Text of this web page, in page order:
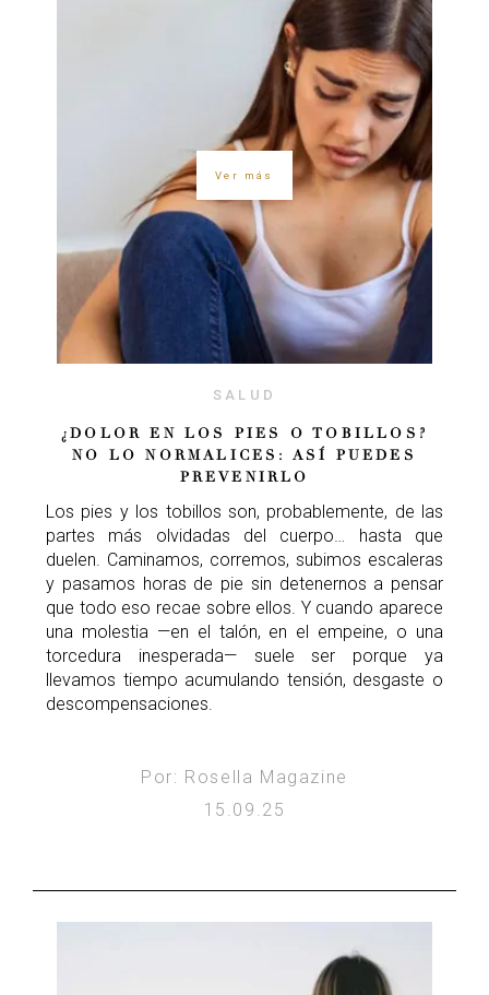
Ver más
SALUD
¿DOLOR EN LOS PIES O TOBILLOS?
NO LO NORMALICES: ASÍ PUEDES
PREVENIRLO
Los pies y los tobillos son, probablemente, de las
partes más olvidadas del cuerpo… hasta que
duelen. Caminamos, corremos, subimos escaleras
y pasamos horas de pie sin detenernos a pensar
que todo eso recae sobre ellos. Y cuando aparece
una molestia —en el talón, en el empeine, o una
torcedura inesperada— suele ser porque ya
llevamos tiempo acumulando tensión, desgaste o
descompensaciones.
Por: Rosella Magazine
15.09.25